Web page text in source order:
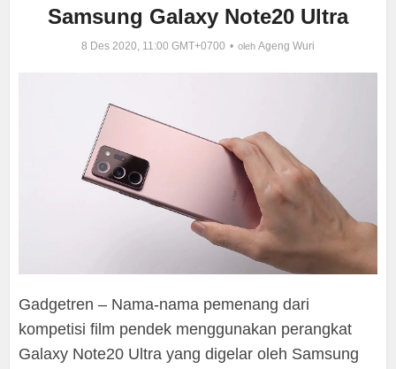
Samsung Galaxy Note20 Ultra
8 Des 2020, 11:00 GMT+0700 oleh Ageng Wuri
Gadgetren – Nama-nama pemenang dari
kompetisi film pendek menggunakan perangkat
Galaxy Note20 Ultra yang digelar oleh Samsung